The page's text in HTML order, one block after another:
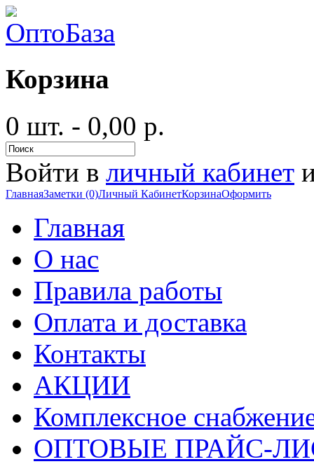
Корзина
0 шт. - 0,00 р.
Войти в личный кабинет
ГлавнаяЗаметки (0)Личный КабинетКорзинаОформить
Главная
О нас
Правила работы
Оплата и доставка
Контакты
АКЦИИ
Комплексное
ОПТОВЫЕ ПРАЙС-